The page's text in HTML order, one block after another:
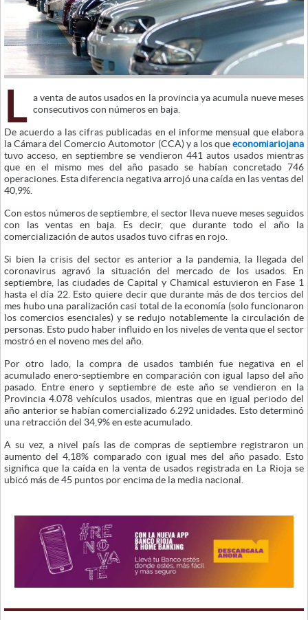
L
a venta de autos usados en la provincia ya acumula nueve meses
consecutivos con números en baja.
De acuerdo a las cifras publicadas en el informe mensual que elabora
la Cámara del Comercio Automotor (CCA) y a los queeconomiariojana
tuvo acceso, en septiembre se vendieron 441 autos usados mientras
que en el mismo mes del año pasado se habían concretado 746
operaciones. Esta diferencia negativa arrojó una caída en las ventas del
40,9%.
Con estos números de septiembre, el sector lleva nueve meses seguidos
con las ventas en baja. Es decir, que durante todo el año la
comercialización de autos usados tuvo cifras en rojo.
Si bien la crisis del sector es anterior a la pandemia, la llegada del
coronavirus agravó la situación del mercado de los usados. En
septiembre, las ciudades de Capital y Chamical estuvieron en Fase 1
hasta el día 22. Esto quiere decir que durante más de dos tercios del
mes hubo una paralización casi total de la economía (solo funcionaron
los comercios esenciales) y se redujo notablemente la circulación de
personas. Esto pudo haber influido en los niveles de venta que el sector
mostró en el noveno mes del año.
Por otro lado, la compra de usados también fue negativa en el
acumulado enero-septiembre en comparación con igual lapso del año
pasado. Entre enero y septiembre de este año se vendieron en la
Provincia 4.078 vehículos usados, mientras que en igual periodo del
año anterior se habían comercializado 6.292 unidades. Esto determinó
una retracción del 34,9% en este acumulado.
A su vez, a nivel país las de compras de septiembre registraron un
aumento del 4,18% comparado con igual mes del año pasado. Esto
significa que la caída en la venta de usados registrada en La Rioja se
ubicó más de 45 puntos por encima de la media nacional.